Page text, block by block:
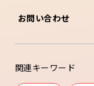
お問い合わせ
関連キーワード